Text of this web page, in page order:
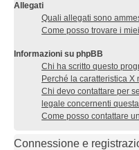
Allegati
Quali allegati sono
Come posso trovare i
Informazioni su phpBB
Chi ha scritto questo
Perché la caratteristica
Chi devo contattare per
legale concernenti
Come posso contattare
Connessione e